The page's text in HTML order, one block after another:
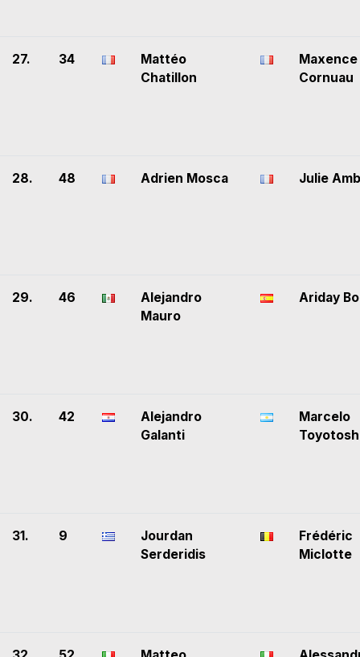
27. 34
Mattéo
Chatillon
Maxence
Cornuau
28. 48 Adrien Mosca Julie
29. 46
Alejandro
Mauro
Ariday
30. 42
Alejandro
Galanti
Marcelo
31. 9
Jourdan
Serderidis
Frédéric
Miclotte